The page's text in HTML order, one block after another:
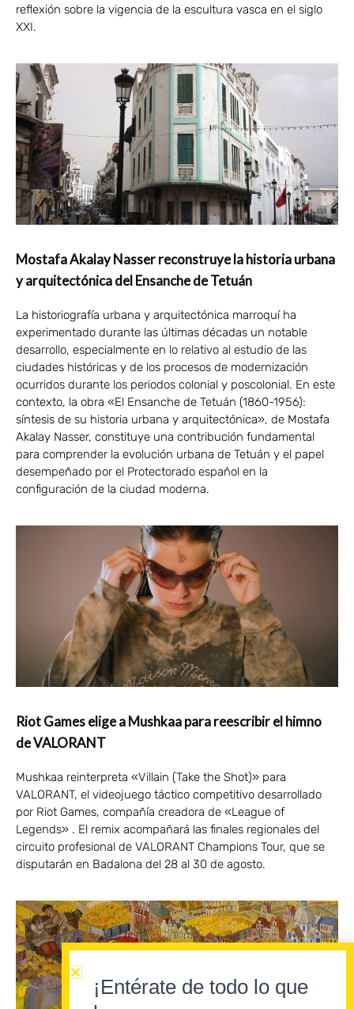
reflexión sobre la vigencia de la escultura vasca en el siglo
XXI.
Mostafa Akalay Nasser reconstruye la historia urbana
y arquitectónica del Ensanche de Tetuán
La historiografía urbana y arquitectónica marroquí ha
experimentado durante las últimas décadas un notable
desarrollo, especialmente en lo relativo al estudio de las
ciudades históricas y de los procesos de modernización
ocurridos durante los periodos colonial y poscolonial. En este
contexto, la obra «El Ensanche de Tetuán (1860-1956):
síntesis de su historia urbana y arquitectónica», de Mostafa
Akalay Nasser, constituye una contribución fundamental
para comprender la evolución urbana de Tetuán y el papel
desempeñado por el Protectorado español en la
configuración de la ciudad moderna.
Riot Games elige a Mushkaa para reescribir el himno
de VALORANT
Mushkaa reinterpreta «Villain (Take the Shot)» para
VALORANT, el videojuego táctico competitivo desarrollado
por Riot Games, compañía creadora de «League of
Legends» . El remix acompañará las finales regionales del
circuito profesional de VALORANT Champions Tour, que se
disputarán en Badalona del 28 al 30 de agosto.
¡Entérate de todo lo que